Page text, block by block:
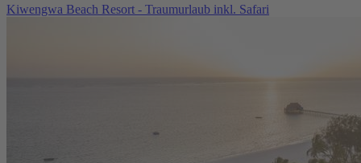
Kiwengwa Beach Resort - Traumurlaub inkl. Safari